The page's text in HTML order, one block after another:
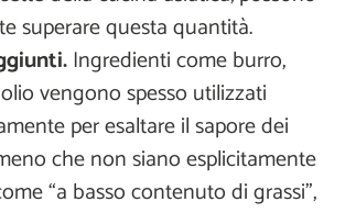
superare questa quantità.
Ingredienti come burro,
vengono spesso utilizzati
per esaltare il sapore dei
che non siano esplicitamente
“a basso contenuto di grassi”,